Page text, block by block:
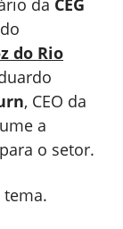
da CEG
do Rio
, CEO da
a
o setor.
tema.